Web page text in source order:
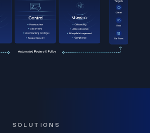
SOLUTIONS